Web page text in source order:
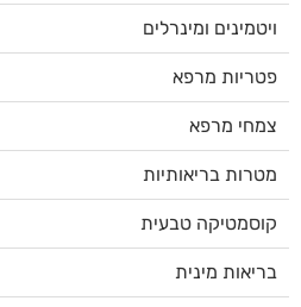
ויטמינים ומינרלים
פטריות מרפא
צמחי מרפא
מטרות בריאותיות
קוסמטיקה טבעית
בריאות מינית